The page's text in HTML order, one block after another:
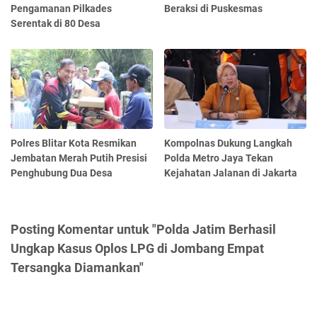
Pengamanan Pilkades
Serentak di 80 Desa
Beraksi di Puskesmas
Polres Blitar Kota Resmikan
Jembatan Merah Putih Presisi
Penghubung Dua Desa
Kompolnas Dukung Langkah
Polda Metro Jaya Tekan
Kejahatan Jalanan di Jakarta
Posting Komentar untuk "Polda Jatim Berhasil
Ungkap Kasus Oplos LPG di Jombang Empat
Tersangka Diamankan"